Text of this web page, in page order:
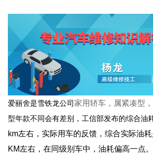
爱丽舍是雪铁龙公司家用轿车，属紧凑型，
型年款不同会有差别，工信部发布的综合油
km左右，实际用车的反馈，综合实际油
KM左右，在同级别车中，油耗偏高一点